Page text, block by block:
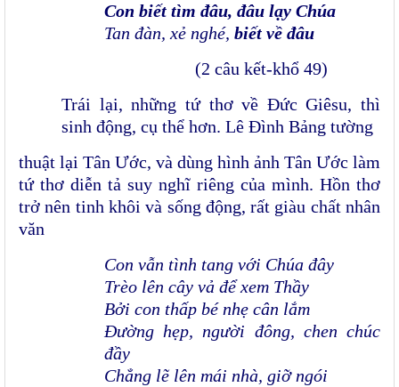
Con biết tìm đâu, đâu lạy Chúa
Tan đàn, xẻ nghé, biết về đâu
(2 câu kết-khổ 49)
Trái lại, những tứ thơ về Đức Giêsu, thì
sinh động, cụ thể hơn. Lê Đình Bảng tường
thuật lại Tân Ước, và dùng hình ảnh Tân Ước làm
tứ thơ diễn tả suy nghĩ riêng của mình. Hồn thơ
trở nên tinh khôi và sống động, rất giàu chất nhân
văn
Con vẫn tình tang với Chúa đây
Trèo lên cây vả để xem Thầy
Bởi con thấp bé nhẹ cân lắm
Đường hẹp, người đông, chen chúc
đầy
Chẳng lẽ lên mái nhà, giỡ ngói